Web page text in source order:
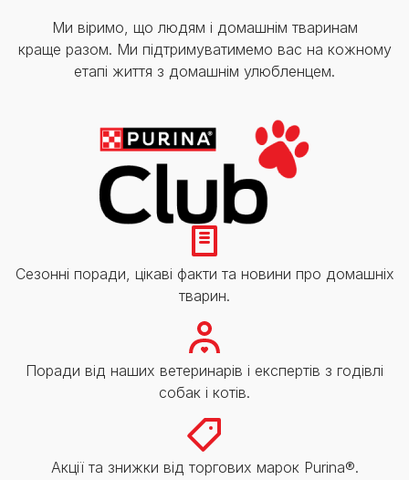
Ми віримо, що людям і домашнім тваринам
краще разом. Ми підтримуватимемо вас на кожному
етапі життя з домашнім улюбленцем.
Сезонні поради, цікаві факти та новини про домашніх
тварин.
Поради від наших ветеринарів і експертів з годівлі
собак і котів.
Акції та знижки від торгових марок Purina®.